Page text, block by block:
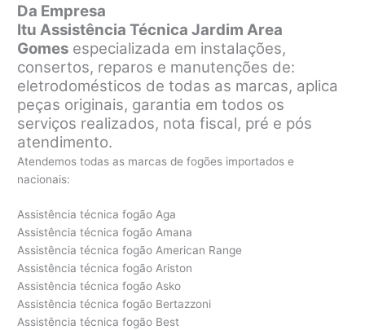
Da Empresa
Itu Assistência Técnica Jardim Area
Gomes especializada em instalações,
consertos, reparos e manutenções de:
eletrodomésticos de todas as marcas, aplica
peças originais, garantia em todos os
serviços realizados, nota fiscal, pré e pós
atendimento.
Atendemos todas as marcas de fogões importados e
nacionais:
Assistência técnica fogão Aga
Assistência técnica fogão Amana
Assistência técnica fogão American Range
Assistência técnica fogão Ariston
Assistência técnica fogão Asko
Assistência técnica fogão Bertazzoni
Assistência técnica fogão Best